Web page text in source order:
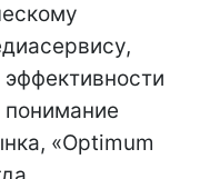
«Optimum